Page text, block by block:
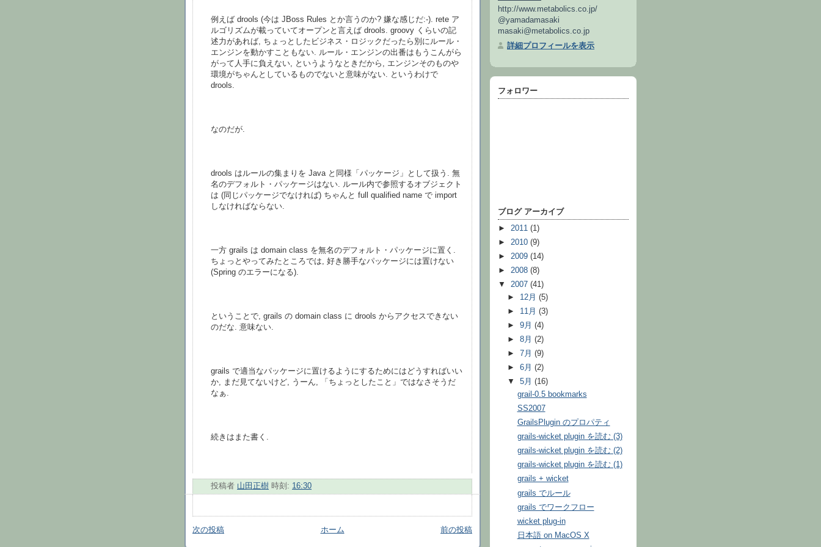
例えば drools (今は JBoss Rules とか言うのか? 嫌な感じだ:-). rete ア
ルゴリズムが載っていてオープンと言えば drools. groovy くらいの記
述力があれば, ちょっとしたビジネス・ロジックだったら別にルール・
エンジンを動かすこともない. ルール・エンジンの出番はもうこんがら
がって人手に負えない, というようなときだから, エンジンそのものや
環境がちゃんとしているものでないと意味がない. というわけで
drools.
なのだが.
drools はルールの集まりを Java と同様「パッケージ」として扱う. 無
名のデフォルト・パッケージはない. ルール内で参照するオブジェクト
は (同じパッケージでなければ) ちゃんと full qualified name で import
しなければならない.
一方 grails は domain class を無名のデフォルト・パッケージに置く.
ちょっとやってみたところでは, 好き勝手なパッケージには置けない
(Spring のエラーになる).
ということで, grails の domain class に drools からアクセスできない
のだな. 意味ない.
grails で適当なパッケージに置けるようにするためにはどうすればいい
か, まだ見てないけど, うーん, 「ちょっとしたこと」ではなさそうだ
なぁ.
続きはまた書く.
投稿者 山田正樹 時刻: 16:30
次の投稿 前の投稿
ホーム
http://www.metabolics.co.jp/
@yamadamasaki
masaki@metabolics.co.jp
詳細プロフィールを表示
フォロワー
ブログ アーカイブ
► 2011 (1)
► 2010 (9)
► 2009 (14)
► 2008 (8)
▼ 2007 (41)
► 12月(5)
► 11月(3)
►9月(4)
►8月(2)
►
7月(9)
►6月(2)
▼5月(16)
grail-0.5 bookmarks
SS2007
GrailsPlugin のプロパティ
grails-wicket plugin を読む (3)
grails-wicket plugin を読む (2)
grails-wicket plugin を読む (1)
grails + wicket
grails でルール
grails でワークフロー
wicket plug-in
日本語 on MacOS X